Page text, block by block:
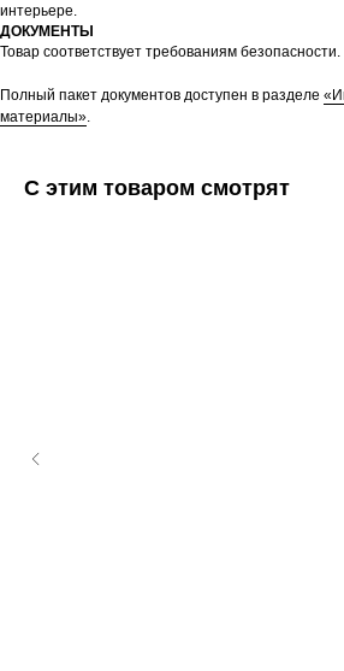
интерьере.
ДОКУМЕНТЫ
Товар соответствует требованиям безопасности.
Полный пакет документов доступен в разделе
материалы».
С этим товаром смотрят